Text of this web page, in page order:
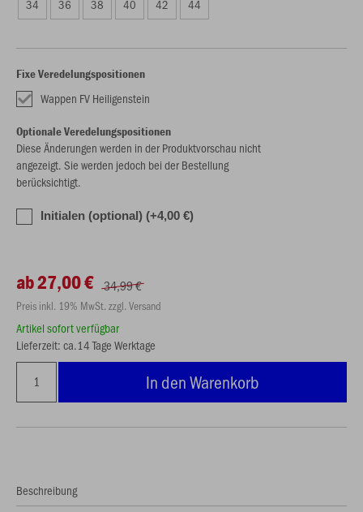
34 36 38 40 42 44
Fixe Veredelungspositionen
Wappen FV Heiligenstein
Optionale Veredelungspositionen
Diese Änderungen werden in der Produktvorschau nicht
angezeigt. Sie werden jedoch bei der Bestellung
berücksichtigt.
Initialen (optional) (+4,00 €)
ab 27,00 € 34,99 €
Preis inkl. 19% MwSt. zzgl. Versand
Artikel sofort verfügbar
Lieferzeit: ca.14 Tage Werktage
In den Warenkorb
Beschreibung